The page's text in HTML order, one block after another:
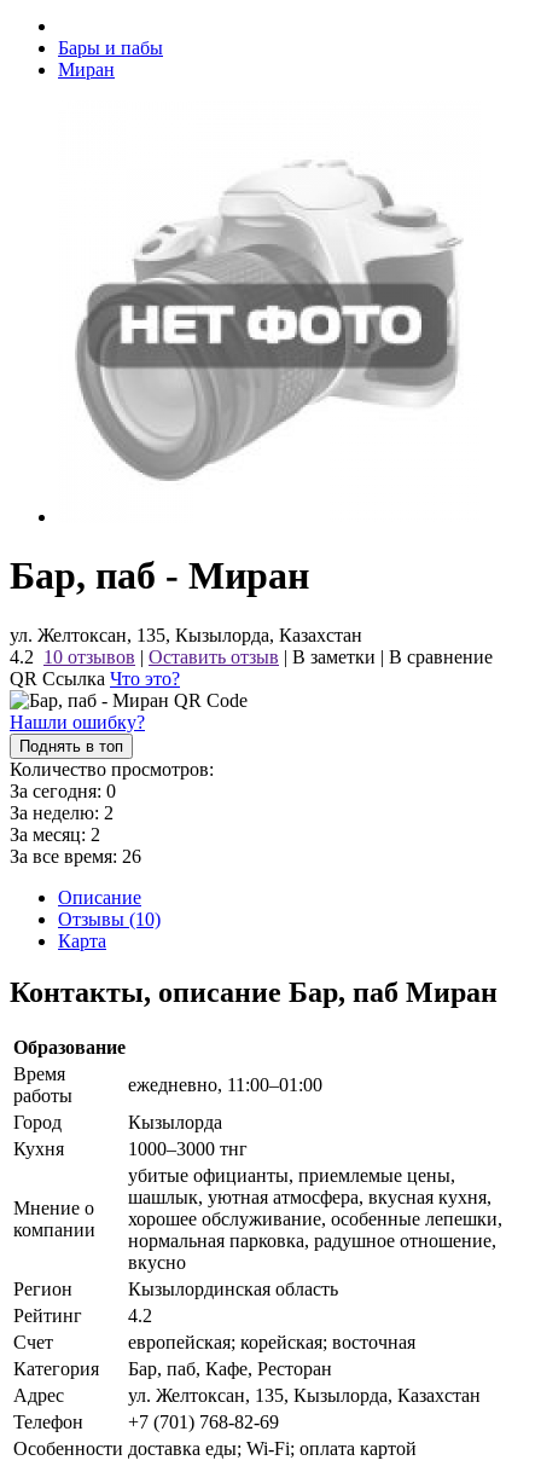
Бары и пабы
Миран
Бар, паб - Миран
ул. Желтоксан, 135, Кызылорда, Казахстан
4.2 10 отзывов | Оставить отзыв | В заметки | В сравнение
QR Ссылка Что это?
Нашли ошибку?
Поднять в топ
Количество просмотров:
За сегодня: 0
За неделю: 2
За месяц: 2
За все время: 26
Описание
Отзывы (10)
Карта
Контакты, описание Бар, паб Миран
Образование
Время
работы
ежедневно, 11:00–01:00
Город
Кызылорда
Кухня
1000–3000 тнг
Мнение о
компании
убитые официанты, приемлемые цены,
шашлык, уютная атмосфера, вкусная кухня,
хорошее обслуживание, особенные лепешки,
нормальная парковка, радушное отношение,
вкусно
Регион
Кызылординская область
Рейтинг
4.2
Счет
европейская; корейская; восточная
Категория
Бар, паб, Кафе, Ресторан
Адрес
ул. Желтоксан, 135, Кызылорда, Казахстан
Телефон
+7 (701) 768-82-69
Особенности доставка еды; Wi-Fi; оплата картой